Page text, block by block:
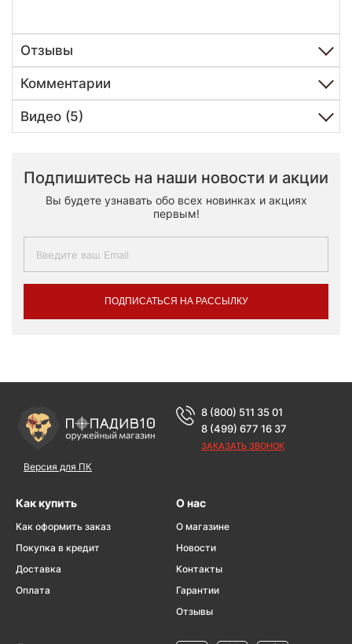
Отзывы
Комментарии
Видео (5)
Подпишитесь на наши новости и акции
Вы будете узнавать обо всех новинках и акциях
первым!
ПОДПИСАТЬСЯ НА РАССЫЛКУ
Версия для ПК
8 (800) 511 35 01
8 (499) 677 16 37
ЗАКАЗАТЬ ЗВОНОК
Как купить
Как оформить заказ
Покупка в кредит
Доставка
Оплата
О нас
О магазине
Новости
Контакты
Гарантии
Отзывы